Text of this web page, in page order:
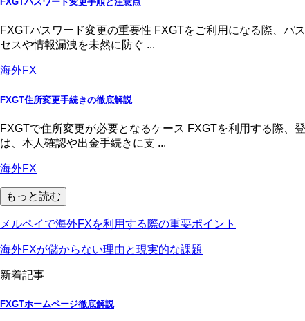
FXGTパスワード変更の重要性 FXGTをご利用になる際、パ
セスや情報漏洩を未然に防ぐ ...
海外FX
FXGT住所変更手続きの徹底解説
FXGTで住所変更が必要となるケース FXGTを利用する際、
は、本人確認や出金手続きに支 ...
海外FX
もっと読む
メルペイで海外FXを利用する際の重要ポイント
海外FXが儲からない理由と現実的な課題
新着記事
FXGTホームページ徹底解説